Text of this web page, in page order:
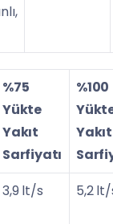
%75
Yükte
Yakıt
Sarfiyatı
%100
Yakıt
3,9 lt/s 5,2